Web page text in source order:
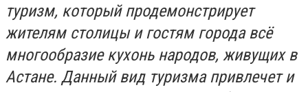
туризм, который продемонстрирует
жителям столицы и гостям города всё
многообразие кухонь народов, живущих в
Астане. Данный вид туризма привлечет и